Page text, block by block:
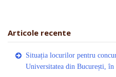
Articole recente
Situația locurilor pentru
Universitatea din București,